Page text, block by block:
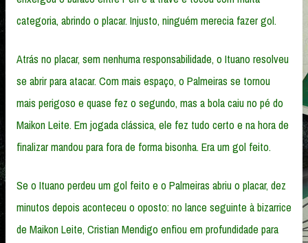
categoria, abrindo o placar. Injusto, ninguém merecia fazer gol.
Atrás no placar, sem nenhuma responsabilidade, o Ituano resolveu
se abrir para atacar. Com mais espaço, o Palmeiras se tornou
mais perigoso e quase fez o segundo, mas a bola caiu no pé do
Maikon Leite. Em jogada clássica, ele fez tudo certo e na hora de
finalizar mandou para fora de forma bisonha. Era um gol feito.
Se o Ituano perdeu um gol feito e o Palmeiras abriu o placar, dez
minutos depois aconteceu o oposto: no lance seguinte à bizarrice
de Maikon Leite, Cristian Mendigo enfiou em profundidade para